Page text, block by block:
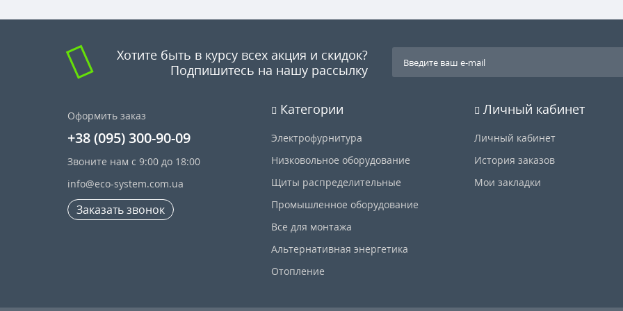
Хотите быть в курсу всех акция и скидок?
Подпишитесь на нашу рассылку
Оформить заказ
+38 (095) 300-90-09
Звоните нам с 9:00 до 18:00
info@eco-system.com.ua
Заказать звонок
Категории
Электрофурнитура
Низковольное оборудование
Щиты распределительные
Промышленное оборудование
Все для монтажа
Альтернативная энергетика
Отопление
Личный кабинет
Личный кабинет
История заказов
Мои закладки